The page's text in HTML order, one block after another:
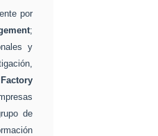
por
;
y
Factory
de